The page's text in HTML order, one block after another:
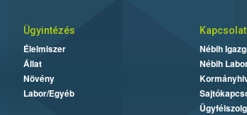
Ügyintézés
Élelmiszer
Állat
Növény
Labor/Egyéb
Kapcsolat
Nébih
Nébih